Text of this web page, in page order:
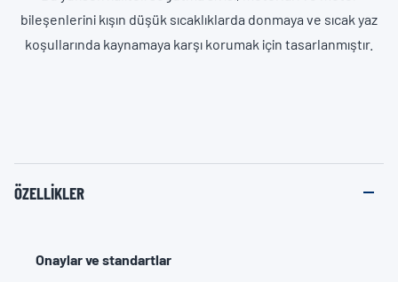
bileşenlerini kışın düşük sıcaklıklarda donmaya ve sıcak yaz
koşullarında kaynamaya karşı korumak için tasarlanmıştır.
ÖZELLIKLER
Onaylar ve standartlar